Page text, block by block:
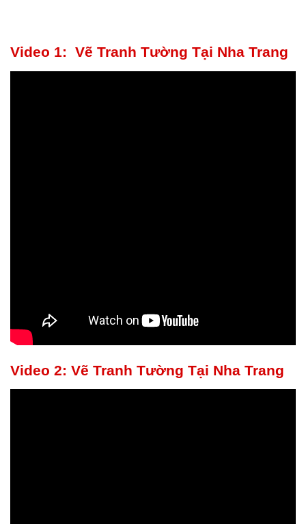
Video 1: Vẽ Tranh Tường Tại Nha Trang
Video 2: Vẽ Tranh Tường Tại Nha Trang